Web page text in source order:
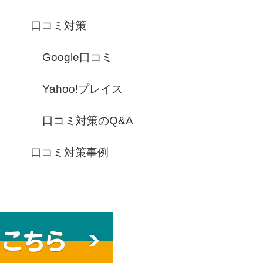
口コミ対策
Google口コミ
Yahoo!プレイス
口コミ対策のQ&A
口コミ対策事例